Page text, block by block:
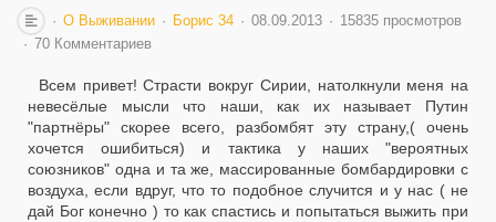
О Выживании Борис 34 08.09.2013
15835 просмотров
70 Комментариев
Всем привет! Страсти вокруг Сирии, натолкнули меня на
невесёлые мысли что наши, как их называет Путин
"партнёры" скорее всего, разбомбят эту страну,( очень
хочется ошибиться) и тактика у наших "вероятных
союзников" одна и та же, массированные бомбардировки с
воздуха, если вдруг, что то подобное случится и у нас ( не
дай Бог конечно ) то как спастись и попытаться выжить при